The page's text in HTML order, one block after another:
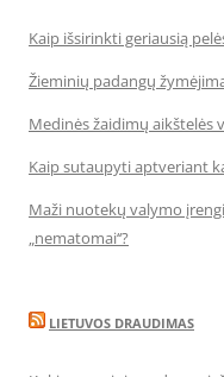
Kaip išsirinkti geriausią
Žieminių padangų
Medinės žaidimų aikštelės
Kaip sutaupyti aptveriant
Maži nuotekų valymo
„nematomai‘‘?
LIETUVOS DRAUDIMAS